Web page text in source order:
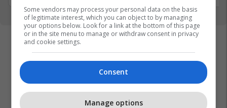
Some vendors may process your personal data on the basis
of legitimate interest, which you can object to by managing
your options below. Look for a link at the bottom of this page
or in the site menu to manage or withdraw consent in privacy
and cookie settings.
Consent
Manage options